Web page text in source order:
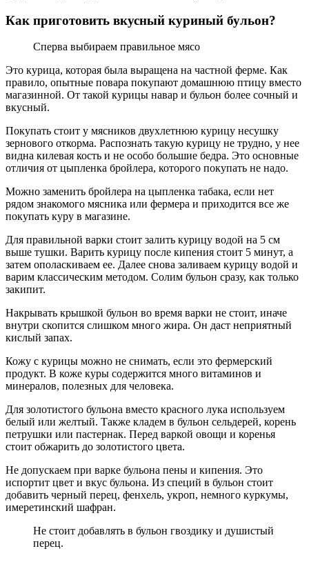
Как приготовить вкусный куриный бульон?
Сперва выбираем правильное мясо
Это курица, которая была выращена на частной ферме. Как
правило, опытные повара покупают домашнюю птицу вместо
магазинной. От такой курицы навар и бульон более сочный и
вкусный.
Покупать стоит у мясников двухлетнюю курицу несушку
зернового откорма. Распознать такую курицу не трудно, у нее
видна килевая кость и не особо большие бедра. Это основные
отличия от цыпленка бройлера, которого покупать не надо.
Можно заменить бройлера на цыпленка табака, если нет
рядом знакомого мясника или фермера и приходится все же
покупать куру в магазине.
Для правильной варки стоит залить курицу водой на 5 см
выше тушки. Варить курицу после кипения стоит 5 минут, а
затем ополаскиваем ее. Далее снова заливаем курицу водой и
варим классическим методом. Солим бульон сразу, как только
закипит.
Накрывать крышкой бульон во время варки не стоит, иначе
внутри скопится слишком много жира. Он даст неприятный
кислый запах.
Кожу с курицы можно не снимать, если это фермерский
продукт. В коже куры содержится много витаминов и
минералов, полезных для человека.
Для золотистого бульона вместо красного лука используем
белый или желтый. Также кладем в бульон сельдерей, корень
петрушки или пастернак. Перед варкой овощи и коренья
стоит обжарить до золотистого цвета.
Не допускаем при варке бульона пены и кипения. Это
испортит цвет и вкус бульона. Из специй в бульон стоит
добавить черный перец, фенхель, укроп, немного куркумы,
имеретинский шафран.
Не стоит добавлять в бульон гвоздику и душистый
перец.